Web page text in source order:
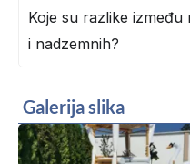
Koje su razlike
i nadzemnih?
Galerija slika